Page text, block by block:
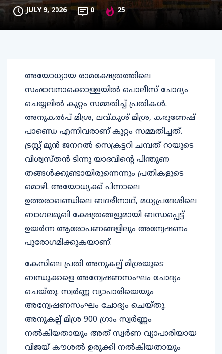
JULY 9, 2026 0 25
അയോധ്യായ രാമക്ഷേത്രത്തിലെ
സംഭാവനാക്കൊള്ളയില്‍ പൊലീസ് ചോദ്യം
ചെയ്യലില്‍ കുറ്റം സമ്മതിച്ച് പ്രതികള്‍.
അനുകല്‍പ് മിശ്ര, ലവ്കുശ് മിശ്ര, കരുണേഷ്
പാണ്ഡെ എന്നിവരാണ് കുറ്റം സമ്മതിച്ചത്.
ട്രസ്റ്റ് മുന്‍ ജനറല്‍ സെക്രട്ടറി ചമ്പത് റായുടെ
വിശ്വസ്തന്‍ ടിന്നു യാദവിന്റെ പിന്തുണ
തങ്ങള്‍ക്കുണ്ടായിരുന്നെന്നും പ്രതികളുടെ
മൊഴി. അയോധ്യക്ക് പിന്നാലെ
ഉത്തരാഖണ്ഡിലെ ബദരീനാഥ്, മധ്യപ്രദേശിലെ
ബാഗലമുഖി ക്ഷേത്രങ്ങളുമായി ബന്ധപ്പെട്ട്
ഉയര്‍ന്ന ആരോപണങ്ങളിലും അന്വേഷണം
പുരോഗമിക്കുകയാണ്.
കേസിലെ പ്രതി അനുകല്പ് മിശ്രയുടെ
ബന്ധുക്കളെ അന്വേഷണസംഘം ചോദ്യം
ചെയ്തു. സ്വര്‍ണ്ണ വ്യാപാരിയെയും
അന്വേഷണസംഘം ചോദ്യം ചെയ്തു.
അനുകല്പ് മിശ്ര 900 ഗ്രാം സ്വര്‍ണ്ണം
നല്‍കിയതായും അത് സ്വര്‍ണ വ്യാപാരിയായ
വിജയ് കൗശല്‍ ഉരുക്കി നല്‍കിയതായും